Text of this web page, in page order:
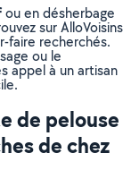
ou en désherbage
sur AlloVoisins
faire recherchés.
ou le
appel à un artisan
de pelouse
de chez